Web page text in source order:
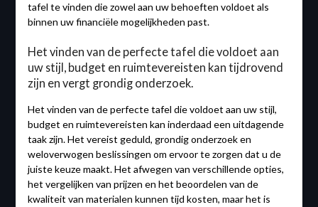
tafel te vinden die zowel aan uw behoeften voldoet als
binnen uw financiële mogelijkheden past.
Het vinden van de perfecte tafel die voldoet aan
uw stijl, budget en ruimtevereisten kan tijdrovend
zijn en vergt grondig onderzoek.
Het vinden van de perfecte tafel die voldoet aan uw stijl,
budget en ruimtevereisten kan inderdaad een uitdagende
taak zijn. Het vereist geduld, grondig onderzoek en
weloverwogen beslissingen om ervoor te zorgen dat u de
juiste keuze maakt. Het afwegen van verschillende opties,
het vergelijken van prijzen en het beoordelen van de
kwaliteit van materialen kunnen tijd kosten, maar het is